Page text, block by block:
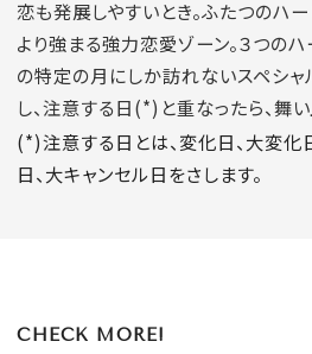
恋も発展しやすいとき。ふたつのハ
より強まる強力恋愛ゾーン。３つの
の特定の月にしか訪れないスペシャ
し、注意する日(*)と重なったら、舞
(*)注意する日とは、変化日、大変化
日、大キャンセル日をさします。
CHECK MORE!